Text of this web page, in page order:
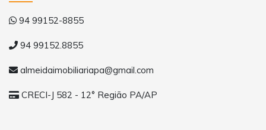
94 99152-8855
94 99152.8855
almeidaimobiliariapa@gmail.com
CRECI-J 582 - 12° Região PA/AP